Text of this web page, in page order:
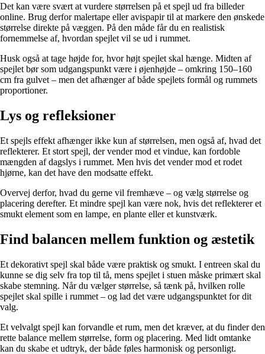
Det kan være svært at vurdere størrelsen på et spejl ud fra billeder
online. Brug derfor malertape eller avispapir til at markere den ønskede
størrelse direkte på væggen. På den måde får du en realistisk
fornemmelse af, hvordan spejlet vil se ud i rummet.
Husk også at tage højde for, hvor højt spejlet skal hænge. Midten af
spejlet bør som udgangspunkt være i øjenhøjde – omkring 150–160
cm fra gulvet – men det afhænger af både spejlets formål og rummets
proportioner.
Lys og refleksioner
Et spejls effekt afhænger ikke kun af størrelsen, men også af, hvad det
reflekterer. Et stort spejl, der vender mod et vindue, kan fordoble
mængden af dagslys i rummet. Men hvis det vender mod et rodet
hjørne, kan det have den modsatte effekt.
Overvej derfor, hvad du gerne vil fremhæve – og vælg størrelse og
placering derefter. Et mindre spejl kan være nok, hvis det reflekterer et
smukt element som en lampe, en plante eller et kunstværk.
Find balancen mellem funktion og æstetik
Et dekorativt spejl skal både være praktisk og smukt. I entreen skal du
kunne se dig selv fra top til tå, mens spejlet i stuen måske primært skal
skabe stemning. Når du vælger størrelse, så tænk på, hvilken rolle
spejlet skal spille i rummet – og lad det være udgangspunktet for dit
valg.
Et velvalgt spejl kan forvandle et rum, men det kræver, at du finder den
rette balance mellem størrelse, form og placering. Med lidt omtanke
kan du skabe et udtryk, der både føles harmonisk og personligt.